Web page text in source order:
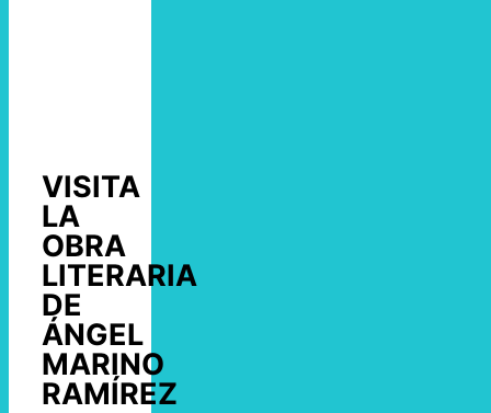
VISITA
LA
OBRA
LITERARIA
DE
ÁNGEL
MARINO
RAMÍREZ